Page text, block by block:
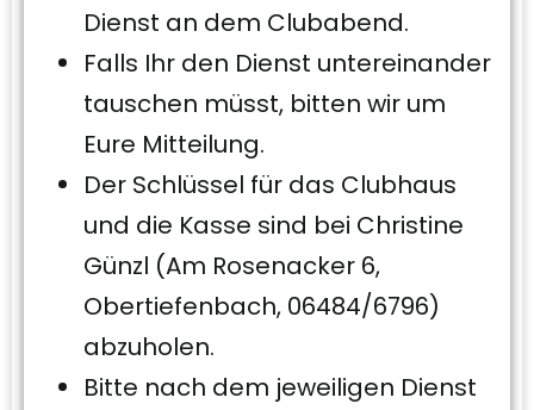
Dienst an dem Clubabend.
Falls Ihr den Dienst untereinander
tauschen müsst, bitten wir um
Eure Mitteilung.
Der Schlüssel für das Clubhaus
und die Kasse sind bei Christine
Günzl (Am Rosenacker 6,
Obertiefenbach, 06484/6796)
abzuholen.
Bitte nach dem jeweiligen Dienst